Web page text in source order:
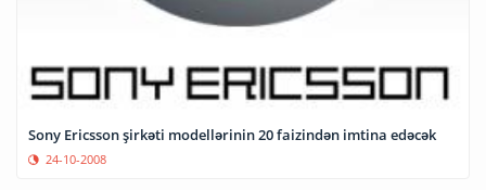
Sony Ericsson şirkəti modellərinin 20 faizindən imtina edəcək
24-10-2008